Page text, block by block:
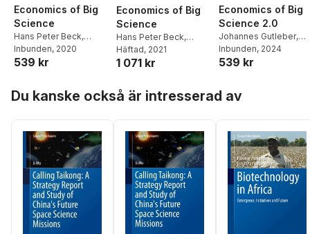
Economics of Big
Science
Hans Peter Beck,
Panagiotis Charitos
Inbunden, 2020
539 kr
Economics of Big
Science
Hans Peter Beck,
Panagiotis Charitos
Häftad, 2021
1 071 kr
Economics of Big
Science 2.0
Johannes Gutleber,
Panagiotis Charitos
Inbunden, 2024
539 kr
Du kanske också är intresserad av